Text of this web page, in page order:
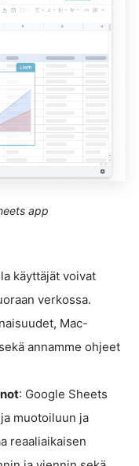
app
käyttäjät voivat
verkossa.
Mac-
annamme ohjeet
: Google Sheets
muotoiluun ja
reaaliaikaisen